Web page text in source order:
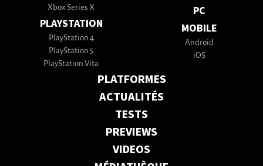
Xbox Series X
PLAYSTATION
PlayStation 4
PlayStation 5
PlayStation Vita
PC
MOBILE
Android
iOS
PLATFORMES
ACTUALITÉS
TESTS
PREVIEWS
VIDEOS